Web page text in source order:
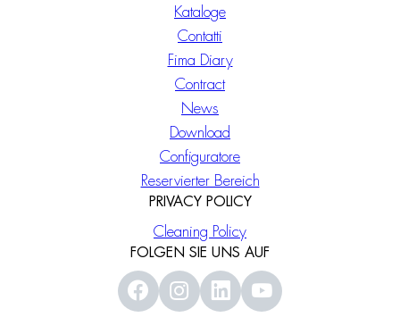
Kataloge
Contatti
Fima Diary
Contract
News
Download
Configuratore
Reservierter Bereich
PRIVACY POLICY
Cleaning Policy
FOLGEN SIE UNS AUF